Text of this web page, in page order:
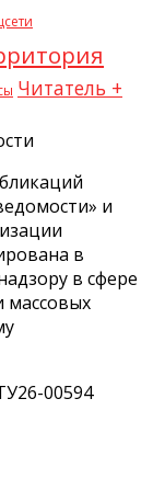
Читатель +
и
в
в сфере
массовых
00594